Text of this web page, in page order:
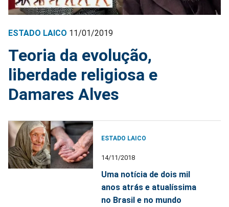
ESTADO LAICO 11/01/2019
Teoria da evolução,
liberdade religiosa e
Damares Alves
ESTADO LAICO
14/11/2018
Uma notícia de dois mil
anos atrás e atualíssima
no Brasil e no mundo